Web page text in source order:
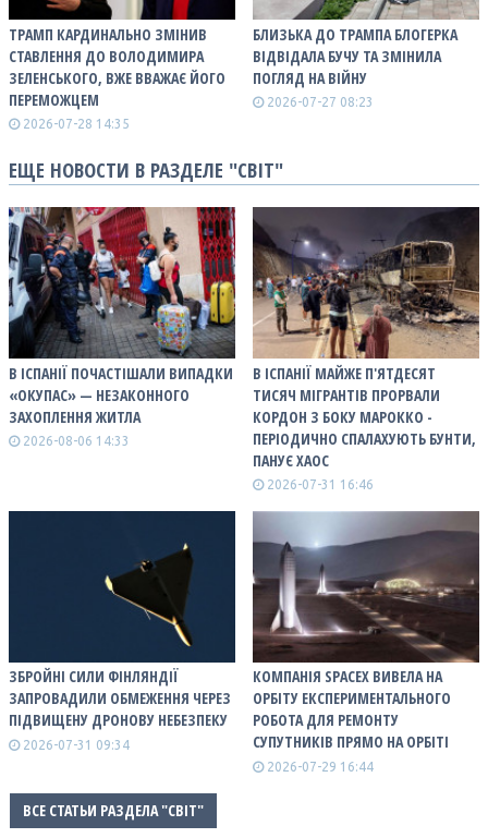
ТРАМП КАРДИНАЛЬНО ЗМІНИВ
СТАВЛЕННЯ ДО ВОЛОДИМИРА
ЗЕЛЕНСЬКОГО, ВЖЕ ВВАЖАЄ ЙОГО
ПЕРЕМОЖЦЕМ
2026-07-28 14:35
БЛИЗЬКА ДО ТРАМПА БЛОГЕРКА
ВІДВІДАЛА БУЧУ ТА ЗМІНИЛА
ПОГЛЯД НА ВІЙНУ
2026-07-27 08:23
ЕЩЕ НОВОСТИ В РАЗДЕЛЕ "СВІТ"
В ІСПАНІЇ ПОЧАСТІШАЛИ ВИПАДКИ
«ОКУПАС» — НЕЗАКОННОГО
ЗАХОПЛЕННЯ ЖИТЛА
2026-08-06 14:33
В ІСПАНІЇ МАЙЖЕ П'ЯТДЕСЯТ
ТИСЯЧ МІГРАНТІВ ПРОРВАЛИ
КОРДОН З БОКУ МАРОККО -
ПЕРІОДИЧНО СПАЛАХУЮТЬ БУНТИ,
ПАНУЄ ХАОС
2026-07-31 16:46
ЗБРОЙНІ СИЛИ ФІНЛЯНДІЇ
ЗАПРОВАДИЛИ ОБМЕЖЕННЯ ЧЕРЕЗ
ПІДВИЩЕНУ ДРОНОВУ НЕБЕЗПЕКУ
2026-07-31 09:34
КОМПАНІЯ SPACEX ВИВЕЛА НА
ОРБІТУ ЕКСПЕРИМЕНТАЛЬНОГО
РОБОТА ДЛЯ РЕМОНТУ
СУПУТНИКІВ ПРЯМО НА ОРБІТІ
2026-07-29 16:44
ВСЕ СТАТЬИ РАЗДЕЛА "СВІТ"